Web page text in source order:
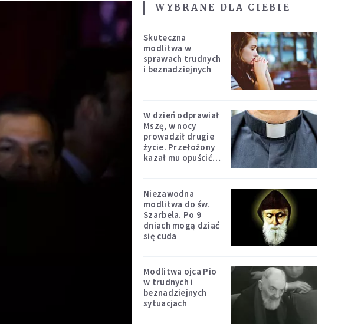
WYBRANE DLA CIEBIE
Skuteczna
modlitwa w
sprawach trudnych
i beznadziejnych
W dzień odprawiał
Mszę, w nocy
prowadził drugie
życie. Przełożony
kazał mu opuścić
Niezawodna
modlitwa do św.
Szarbela. Po 9
dniach mogą dziać
się cuda
Modlitwa ojca Pio
w trudnych i
beznadziejnych
sytuacjach